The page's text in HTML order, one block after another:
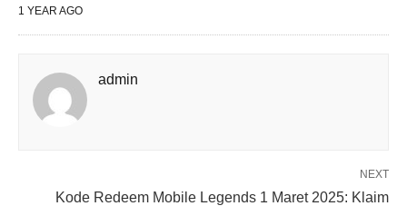
1 YEAR AGO
admin
NEXT
Kode Redeem Mobile Legends 1 Maret 2025: Klaim